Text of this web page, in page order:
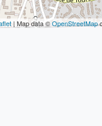
| Map data ©OpenStreetMap